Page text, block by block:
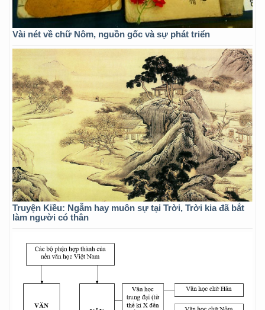
Vài nét về chữ Nôm, nguồn gốc và sự phát triển
Truyện Kiều: Ngẫm hay muôn sự tại Trời, Trời kia đã bắt
làm người có thân